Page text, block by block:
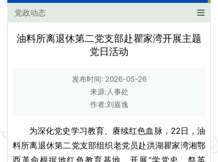
人才队伍
党政动态
油料所离退休第二党支部赴瞿家湾开展主题
党日活动
发布时间: 2026-05-26
来源:人事处
作者:刘嘉逸
为深化党史学习教育、赓续红色血脉，22日，油
料所离退休第二党支部组织老党员赴洪湖瞿家湾湘鄂